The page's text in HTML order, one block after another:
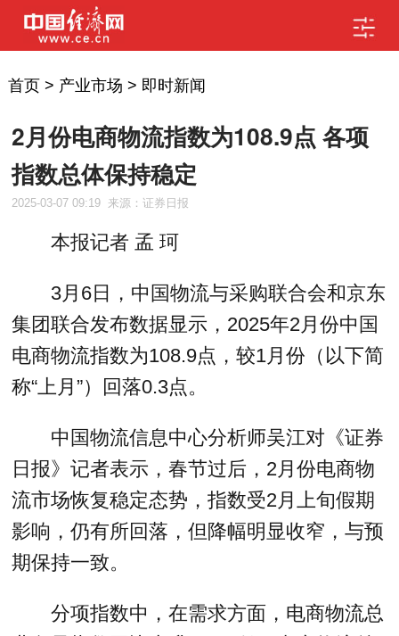
首页> 产业市场 > 即时新闻
2月份电商物流指数为108.9点 各项
指数总体保持稳定
2025-03-07 09:19 来源：证券日报
本报记者 孟 珂
3月6日，中国物流与采购联合会和京东
集团联合发布数据显示，2025年2月份中国
电商物流指数为108.9点，较1月份（以下简
称“上月”）回落0.3点。
中国物流信息中心分析师吴江对《证券
日报》记者表示，春节过后，2月份电商物
流市场恢复稳定态势，指数受2月上旬假期
影响，仍有所回落，但降幅明显收窄，与预
期保持一致。
分项指数中，在需求方面，电商物流总